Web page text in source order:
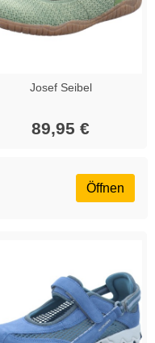
Josef Seibel
89,95 €
Öffnen